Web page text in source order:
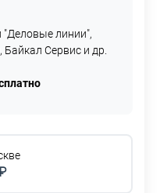
линии",
Сервис и др.